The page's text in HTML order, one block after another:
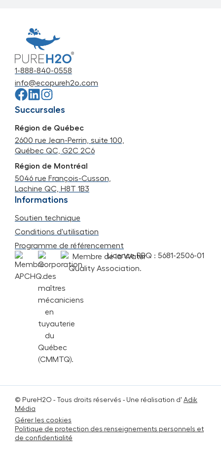
1-888-840-0558
info@ecopureh2o.com
Succursales
Région de Québec
2600 rue Jean-Perrin, suite 100,
Québec QC, G2C 2C6
Région de Montréal
5046 rue François-Cusson,
Lachine QC, H8T 1B3
Informations
Soutien technique
Conditions d'utilisation
Programme de référencement
Licence RBQ : 5681-2506-01
© PureH2O - Tous droits réservés - Une réalisation d' Adik
Média
Gérer les cookies
Politique de protection des renseignements personnels et
de confidentialité